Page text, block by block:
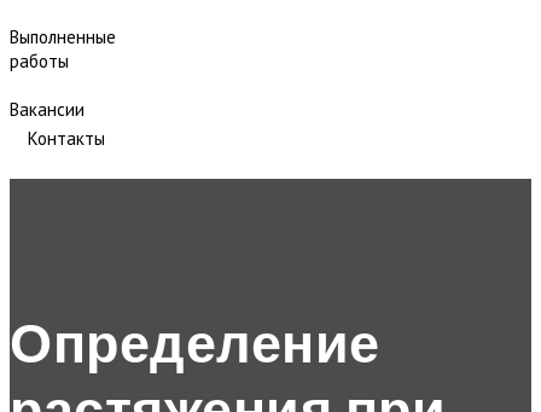
Выполненные
работы
Вакансии
Контакты
Определение